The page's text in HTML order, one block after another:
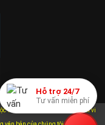
Hỗ trợ 24/7
Tư vấn miễn phí
về Sangquan24h.vn. Mọi hành vi